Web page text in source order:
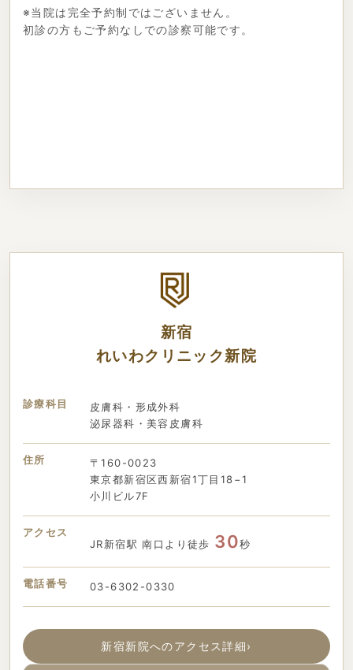
※当院は完全予約制ではございません。
初診の方もご予約なしでの診察可能です。
新宿
れいわクリニック新院
診療科目
皮膚科・形成外科
泌尿器科・美容皮膚科
住所
〒160-0023
東京都新宿区西新宿1丁目18−1
小川ビル7F
アクセス
JR新宿駅 南口より徒歩 30秒
電話番号 03-6302-0330
新宿新院へのアクセス詳細›